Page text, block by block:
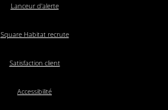
Lanceur d'alerte
Square Habitat recrute
Satisfaction client
Accessibilité